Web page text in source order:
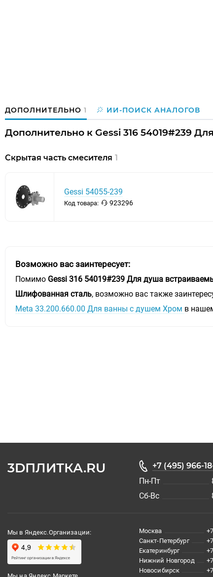
ДОПОЛНИТЕЛЬНО 1 ИИ-ПОИСК АНАЛОГОВ
Дополнительно к Gessi 316 54019#239
Скрытая часть смесителя 1
Gessi 54055-239
Код товара: 923296
Возможно вас заинтересует:
Помимо Gessi 316 54019#239 Для душа
Шлифованная сталь, возможно вас также
Meta 33.200.660.00 Для ванны с душем Хром в
3DПЛИТКА.RU
+7 (495) 966-
Пн-Пт
Сб-Вс
Мы в Яндекс.Организации: Москва
Санкт-Петербург
Екатеринбург
Нижний Новгород
Новосибирск